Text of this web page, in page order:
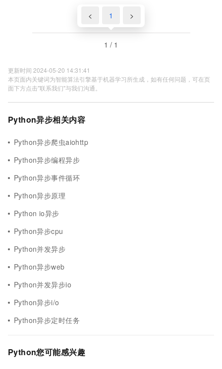
< 1 >
1 / 1
更新时间 2024-05-20 14:31:41
本页面内关键词为智能算法引擎基于机器学习所生成，如有任何问题，可在页
面下方点击"联系我们"与我们沟通。
Python异步相关内容
Python异步爬虫aiohttp
Python异步编程异步
Python异步事件循环
Python异步原理
Python io异步
Python异步cpu
Python并发异步
Python异步web
Python并发异步io
Python异步i/o
Python异步定时任务
Python您可能感兴趣